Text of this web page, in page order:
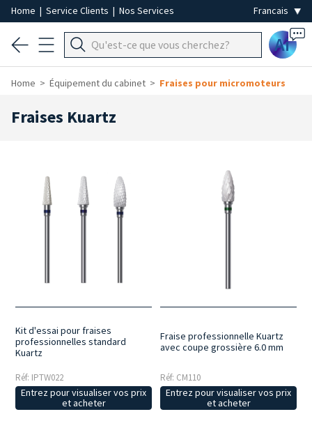
Home | Service Clients | Nos Services
Ai
Home Équipement du cabinet Fraises pour micromoteurs
Fraises Kuartz
Kit d'essai pour fraises
professionnelles standard
Kuartz
Réf: IPTW022
Entrez pour visualiser vos prix
et acheter
Fraise professionnelle Kuartz
avec coupe grossière 6.0 mm
Réf: CM110
Entrez pour visualiser vos prix
et acheter